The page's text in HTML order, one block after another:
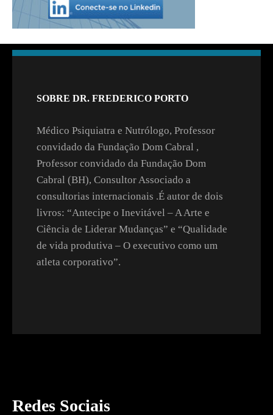
SOBRE DR. FREDERICO PORTO
Médico Psiquiatra e Nutrólogo, Professor
convidado da Fundação Dom Cabral ,
Professor convidado da Fundação Dom
Cabral (BH), Consultor Associado a
consultorias internacionais .É autor de dois
livros: “Antecipe o Inevitável – A Arte e
Ciência de Liderar Mudanças” e “Qualidade
de vida produtiva – O executivo como um
atleta corporativo”.
Redes Sociais